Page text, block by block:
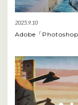
2025.9.10
Adobe「Photoshop